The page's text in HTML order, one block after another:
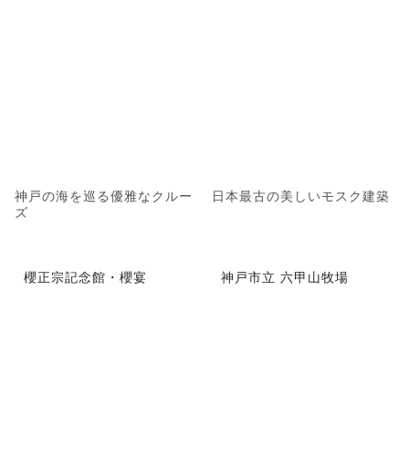
神戸の海を巡る優雅なクルー
ズ
日本最古の美しいモスク建築
櫻正宗記念館・櫻宴 神戸市立 六甲山牧場